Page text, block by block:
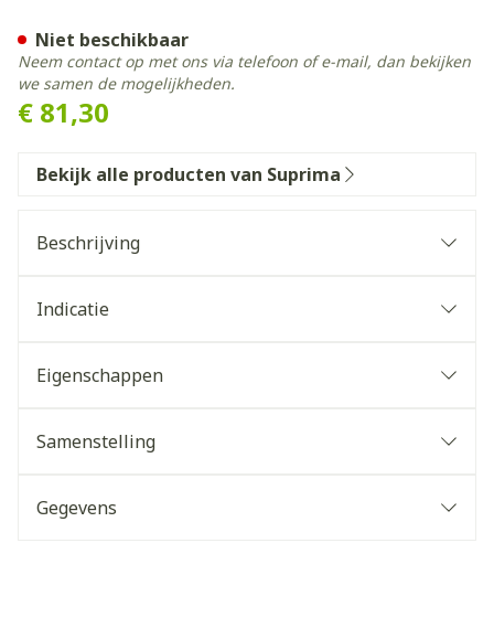
€ 81,30
Niet beschikbaar
Neem contact op met ons via telefoon of e-mail, dan bekijken
we samen de mogelijkheden.
Bekijk alle producten van Suprima
Beschrijving
Indicatie
Eigenschappen
Samenstelling
Gegevens